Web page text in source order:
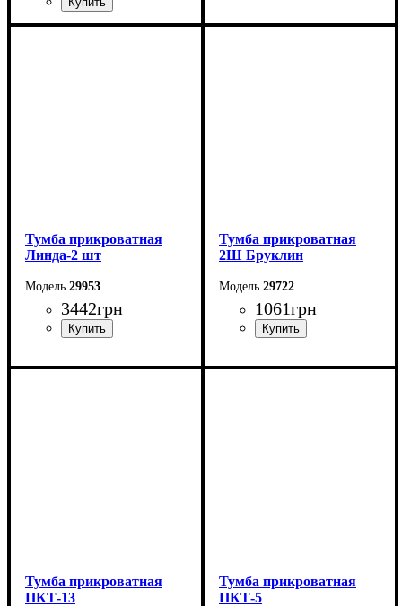
Ширина: 50 см
Тумба прикроватная
Линда-2 шт
29953
3442грн
Ширина: 50 см
Тумба прикроватная
2Ш Бруклин
29722
1061грн
Ширина: 40,4 см
Тумба прикроватная
ПКТ-13
Тумба прикроватная
ПКТ-5